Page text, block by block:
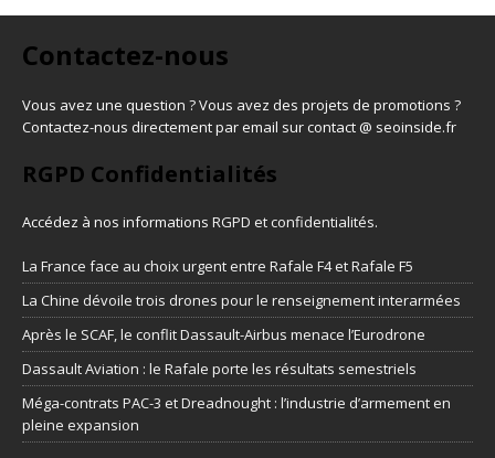
Contactez-nous
Vous avez une question ? Vous avez des projets de promotions ?
Contactez-nous directement par email sur contact @ seoinside.fr
RGPD Confidentialités
Accédez à nos informations RGPD et confidentialités.
La France face au choix urgent entre Rafale F4 et Rafale F5
La Chine dévoile trois drones pour le renseignement interarmées
Après le SCAF, le conflit Dassault-Airbus menace l’Eurodrone
Dassault Aviation : le Rafale porte les résultats semestriels
Méga-contrats PAC-3 et Dreadnought : l’industrie d’armement en
pleine expansion